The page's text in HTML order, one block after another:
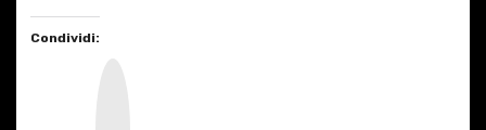
Condividi: